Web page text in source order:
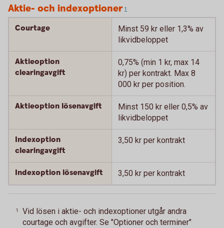
Aktie- och indexoptioner 1
Courtage
Minst 59 kr eller 1,3% av
likvidbeloppet
Aktieoption
clearingavgift
0,75% (min 1 kr, max 14
kr) per kontrakt. Max 8
000 kr per position.
Aktieoption lösenavgift
Minst 150 kr eller 0,5% av
likvidbeloppet
Indexoption
clearingavgift
3,50 kr per kontrakt
Indexoption lösenavgift 3,50 kr per kontrakt
1
Vid lösen i aktie- och indexoptioner utgår andra
courtage och avgifter. Se "Optioner och terminer"